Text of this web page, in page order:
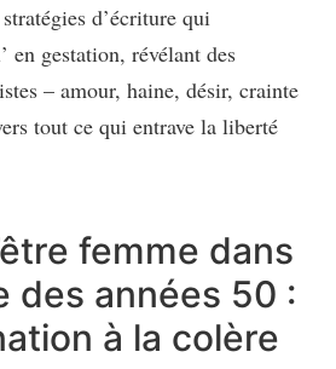
d’écriture qui
en gestation, révélant des
– amour, haine, désir, crainte
tout ce qui entrave la liberté
femme dans
des années 50 :
à la colère